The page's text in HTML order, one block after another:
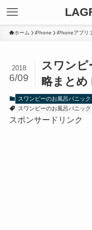
ホーム iPhone iPhoneアプリ
スワンピ
略まとめ
2018
6/09
スワンピーのお風呂パニック
スワンピーのお風呂パニック
スポンサードリンク